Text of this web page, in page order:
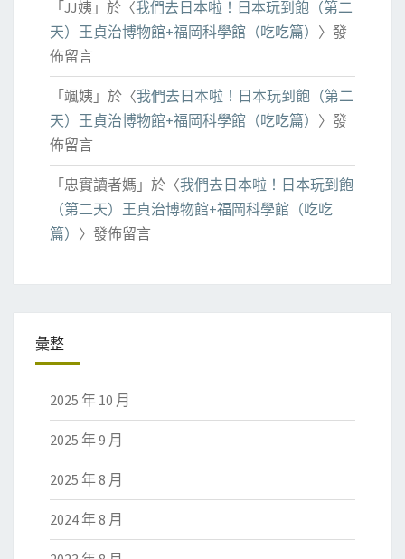
「 JJ姨 」於〈我們去日本啦！日本玩到飽（第二
天）王貞治博物館+福岡科學館（吃吃篇） 〉發
佈留言
「 颯姨 」於〈我們去日本啦！日本玩到飽（第二
天）王貞治博物館+福岡科學館（吃吃篇） 〉發
佈留言
「 忠實讀者媽 」於〈我們去日本啦！日本玩到飽
（第二天）王貞治博物館+福岡科學館（吃吃
篇） 〉發佈留言
彙整
2025 年 10 月
2025 年 9 月
2025 年 8 月
2024 年 8 月